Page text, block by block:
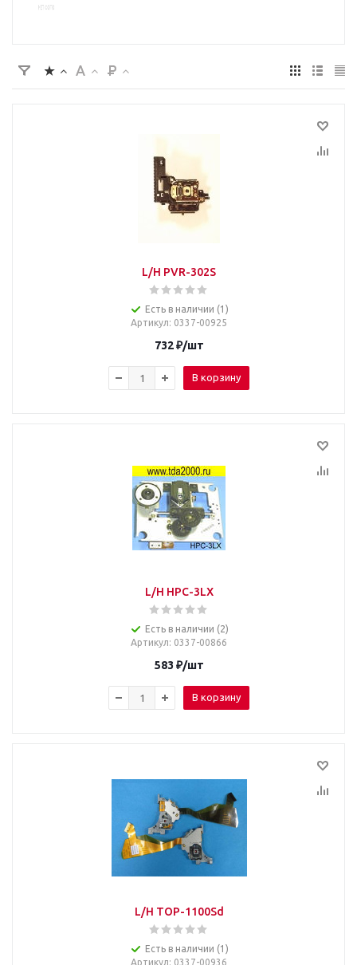
L/H PVR-302S
Есть в наличии (1)
Артикул: 0337-00925
732₽/шт
В корзину
L/H HPC-3LX
Есть в наличии (2)
Артикул: 0337-00866
583 ₽/шт
В корзину
L/H TOP-1100Sd
Есть в наличии (1)
Артикул: 0337-00936